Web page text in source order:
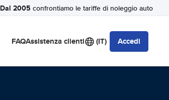
Dal 2005 confrontiamo le tariffe di noleggio auto
FAQAssistenza clienti (IT) Accedi